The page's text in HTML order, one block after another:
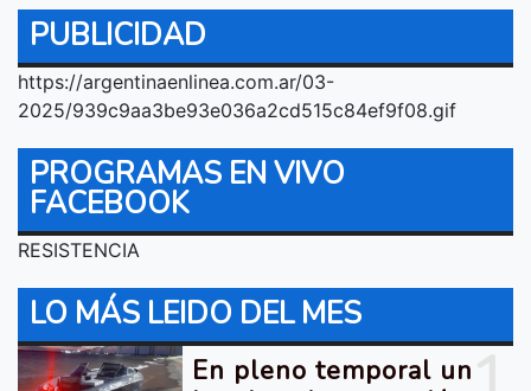
PUBLICIDAD
https://argentinaenlinea.com.ar/03-
2025/939c9aa3be93e036a2cd515c84ef9f08.gif
PROGRAMAS EN VIVO
FACEBOOK
RESISTENCIA
LO MÁS LEIDO DEL MES
En pleno temporal un